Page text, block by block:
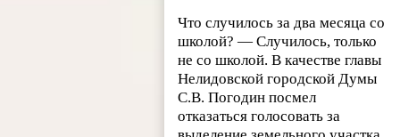
Что случилось за два месяца со
школой? — Случилось, только
не со школой. В качестве главы
Нелидовской городской Думы
С.В. Погодин посмел
отказаться голосовать за